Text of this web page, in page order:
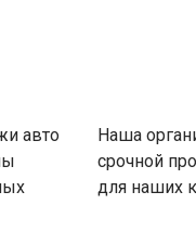
авто
Наша
срочной
для наших